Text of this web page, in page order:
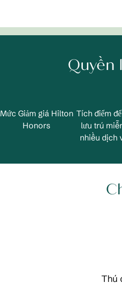
Quyền
Mức Giảm giá Hilton
Honors
Tích điểm
lưu trú
nhiều dịch
Thú